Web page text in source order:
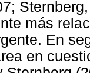
más
En
en